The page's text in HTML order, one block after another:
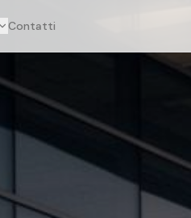
Contatti